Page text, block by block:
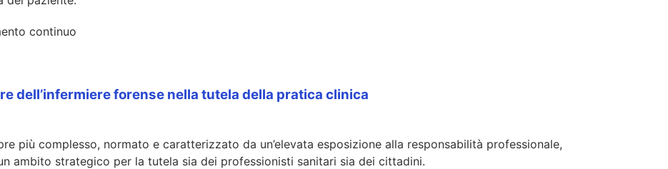
continuo
dell’infermiere forense nella tutela della pratica clinica
più complesso, normato e caratterizzato da un’elevata esposizione alla responsabilità professionale,
ambito strategico per la tutela sia dei professionisti sanitari sia dei cittadini.